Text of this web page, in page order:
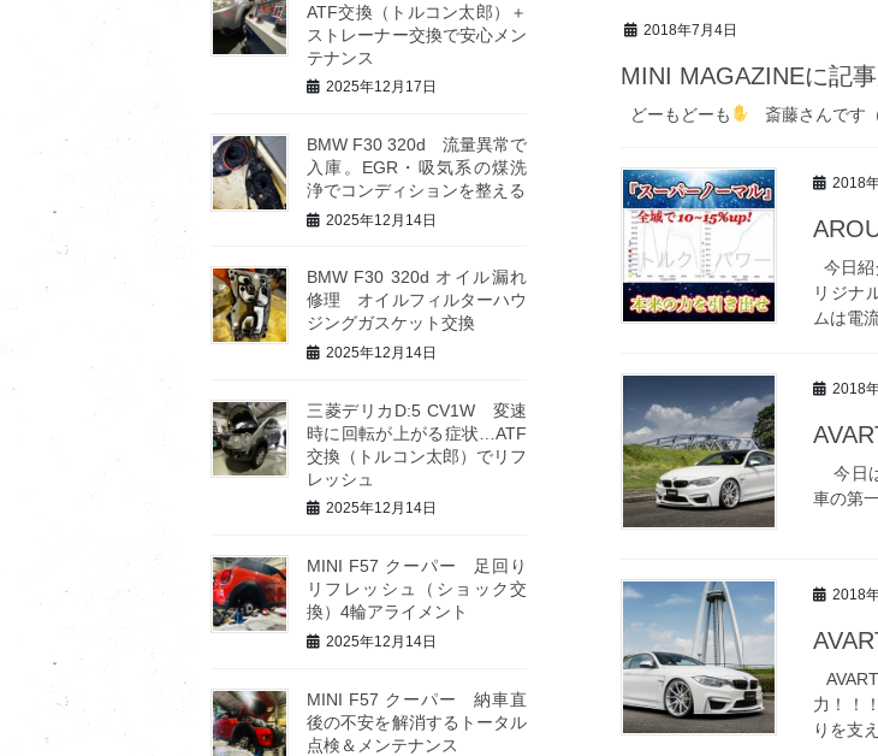
2018年7月4日
MINI MAGAZINEに記
どーもどーも 斎藤さんで
2018
今日
リジナ
ムは電
2018
今日
車の第
2018
力！！
りを支
ATF交換（トルコン太郎）＋
ストレーナー交換で安心メン
テナンス
2025年12月17日
BMW F30 320d 流量異常で
入庫。EGR・吸気系の煤洗
浄でコンディションを整える
2025年12月14日
BMW F30 320d オイル漏れ
修理 オイルフィルターハウ
ジングガスケット交換
2025年12月14日
三菱デリカD:5 CV1W 変速
時に回転が上がる症状…ATF
交換（トルコン太郎）でリフ
レッシュ
2025年12月14日
MINI F57 クーパー 足回り
リフレッシュ（ショック交
換）4輪アライメント
2025年12月14日
MINI F57 クーパー 納車直
後の不安を解消するトータル
点検＆メンテナンス